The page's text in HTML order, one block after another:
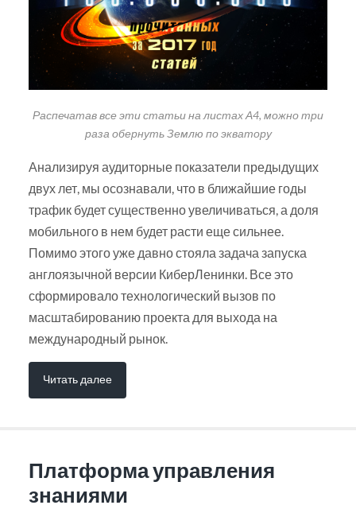
Распечатав все эти статьи на листах А4, можно три
раза обернуть Землю по экватору
Анализируя аудиторные показатели предыдущих
двух лет, мы осознавали, что в ближайшие годы
трафик будет существенно увеличиваться, а доля
мобильного в нем будет расти еще сильнее.
Помимо этого уже давно стояла задача запуска
англоязычной версии КиберЛенинки. Все это
сформировало технологический вызов по
масштабированию проекта для выхода на
международный рынок.
Читать далее
Платформа управления
знаниями